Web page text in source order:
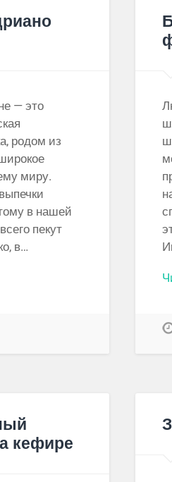
— это
родом из
миру.
в нашей
пекут
в…
кефире